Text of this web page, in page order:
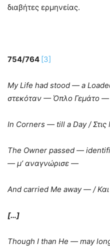
διαβήτες ερμηνείας.
754/764 [3]
My Life had stood — a
στεκόταν —Όπλο Γεμάτο —
In Corners — till a Day /Στις
The Owner passed —
— μ’αναγνώρισε —
And carried Me away — /Και
[…]
Though I than He — may